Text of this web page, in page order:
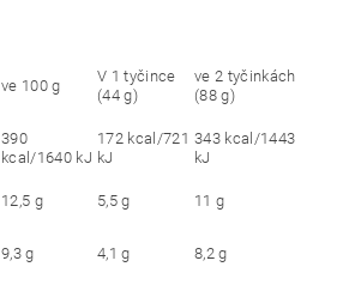
ve 100 g
V 1 tyčince
(44 g)
ve 2 tyčinkách
(88 g)
390
kcal/1640 kJ
172 kcal/721
kJ
343 kcal/1443
kJ
12,5 g 5,5 g 11 g
9,3 g 4,1 g 8,2 g